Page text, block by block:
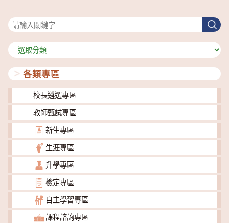
搜
尋
分
類
各類專區
校長遴選專區
教師甄試專區
新生專區
生涯專區
升學專區
檢定專區
自主學習專區
課程諮詢專區